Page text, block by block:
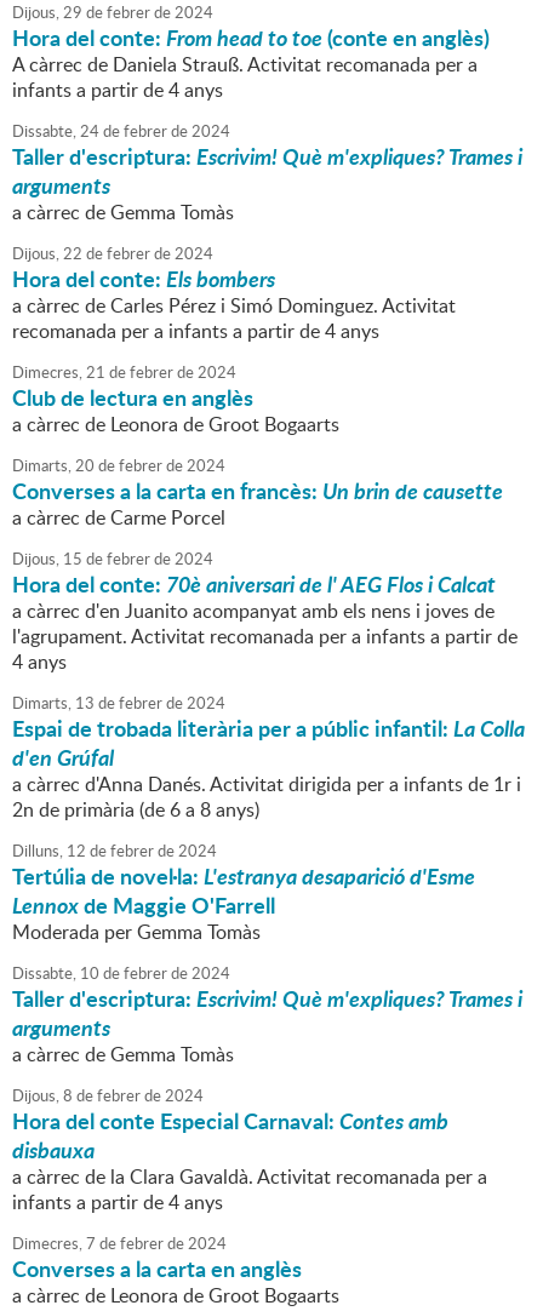
Dijous,29 defebrerde2024
Hora del conte:From head to toe(conte en anglès)
A càrrec de Daniela Strauß. Activitat recomanada per a
infants a partir de 4 anys
Dissabte,24defebrerde2024
Taller d'escriptura:Escrivim! Què m'expliques? Trames i
arguments
a càrrec de Gemma Tomàs
Dijous,22 defebrerde2024
Hora del conte:Els bombers
a càrrec de Carles Pérez i Simó Dominguez. Activitat
recomanada per a infants a partir de 4 anys
Dimecres,21 defebrerde2024
Club de lectura en anglès
a càrrec de Leonora de Groot Bogaarts
Dimarts,20 defebrerde2024
Converses a la carta en francès: Un brin de causette
a càrrec de Carme Porcel
Dijous, 15 defebrerde2024
Hora del conte: 70è aniversari de l' AEG Flos i Calcat
a càrrec d'en Juanito acompanyat amb els nens i joves de
l'agrupament. Activitat recomanada per a infants a partir de
4 anys
Dimarts, 13 defebrerde2024
Espai de trobada literària per a públic infantil:La Colla
d'en Grúfal
a càrrec d'Anna Danés. Activitat dirigida per a infants de 1r i
2n de primària (de 6 a 8 anys)
Dilluns, 12 defebrerde2024
Tertúlia de novel·la:L'estranya desaparició d'Esme
Lennoxde Maggie O'Farrell
Moderada per Gemma Tomàs
Dissabte, 10 defebrerde2024
Taller d'escriptura:Escrivim! Què m'expliques? Trames i
arguments
a càrrec de Gemma Tomàs
Dijous,8 defebrerde2024
Hora del conte Especial Carnaval:Contes amb
disbauxa
a càrrec de la Clara Gavaldà. Activitat recomanada per a
infants a partir de 4 anys
Dimecres,7 defebrerde2024
Converses a la carta en anglès
a càrrec de Leonora de Groot Bogaarts